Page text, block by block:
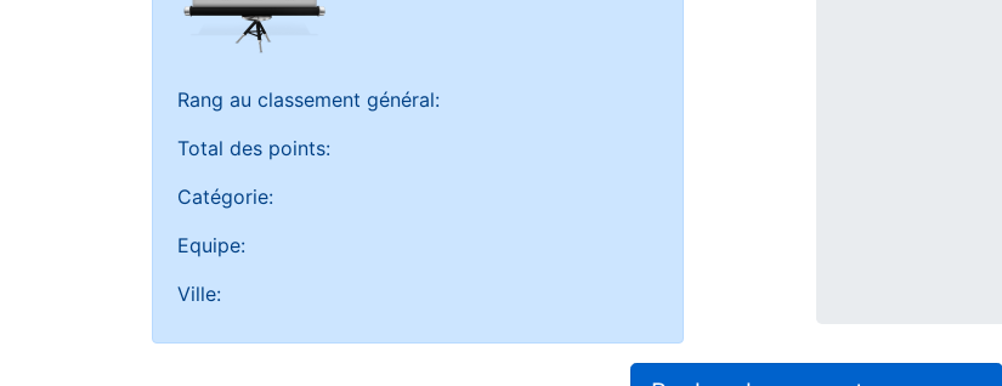
Rang au classement général:
Total des points:
Catégorie:
Equipe:
Ville: